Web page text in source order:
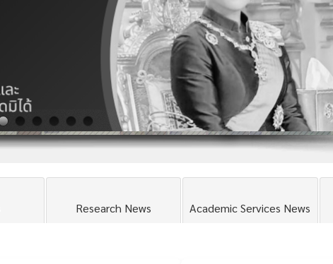
Research News Academic Services News